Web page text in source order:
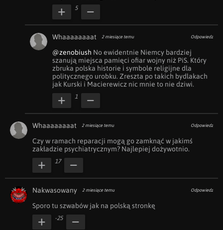
5
Whaaaaaaaat 2 miesiące temu Odpowiedz
@zenobiush No ewidentnie Niemcy bardziej
szanują miejsca pamięci ofiar wojny niż PiS. Który
zbruka polska historie i symbole religijne dla
politycznego urobku. Zreszta po takich bydlakach
jak Kurski i Macierewicz nic mnie to nie dziwi.
1
Whaaaaaaaat 2 miesiące temu Odpowiedz
Czy w ramach reparacji mogą go zamknąć w jakimś
zakładzie psychiatrycznym? Najlepiej dożywotnio.
17
Nakwasowany 2 miesiące temu Odpowiedz
Sporo tu szwabów jak na polską stronkę
-25